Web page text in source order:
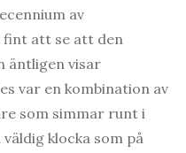
av
att se att den
äntligen visar
var en kombination av
som simmar runt i
klocka som på